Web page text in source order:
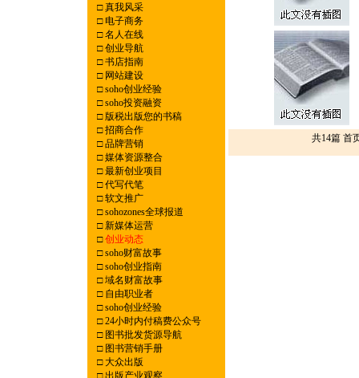
□真我风采
□电子商务
□名人在线
□创业导航
□书店指南
□网站建设
□soho创业经验
□soho投资融资
□版税出版您的书稿
□招商合作
□品牌营销
□媒体资源整合
□最新创业项目
□代写代笔
□软文推广
□sohozones全球报道
□新媒体运营
□ 创业动态
□soho财富故事
□soho创业指南
□域名财富故事
□自由职业者
□soho创业经验
□24小时内付稿费公众号
□图书批发货源导航
□图书营销手册
□大众出版
□出版产业观察
共14篇 首